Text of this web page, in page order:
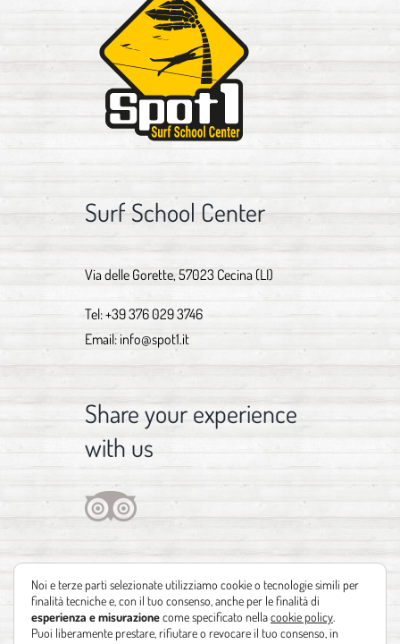
Surf School Center
Via delle Gorette, 57023 Cecina (LI)
Tel:+39 376 029 3746
Email: info@spot1.it
Share your experience
with us
Noi e terze parti selezionate utilizziamo cookie o tecnologie simili per
finalità tecniche e, con il tuo consenso, anche per le finalità di
esperienza e misurazionecome specificato nellacookie policy
Puoi liberamente prestare, rifiutare o revocare il tuo consenso, in